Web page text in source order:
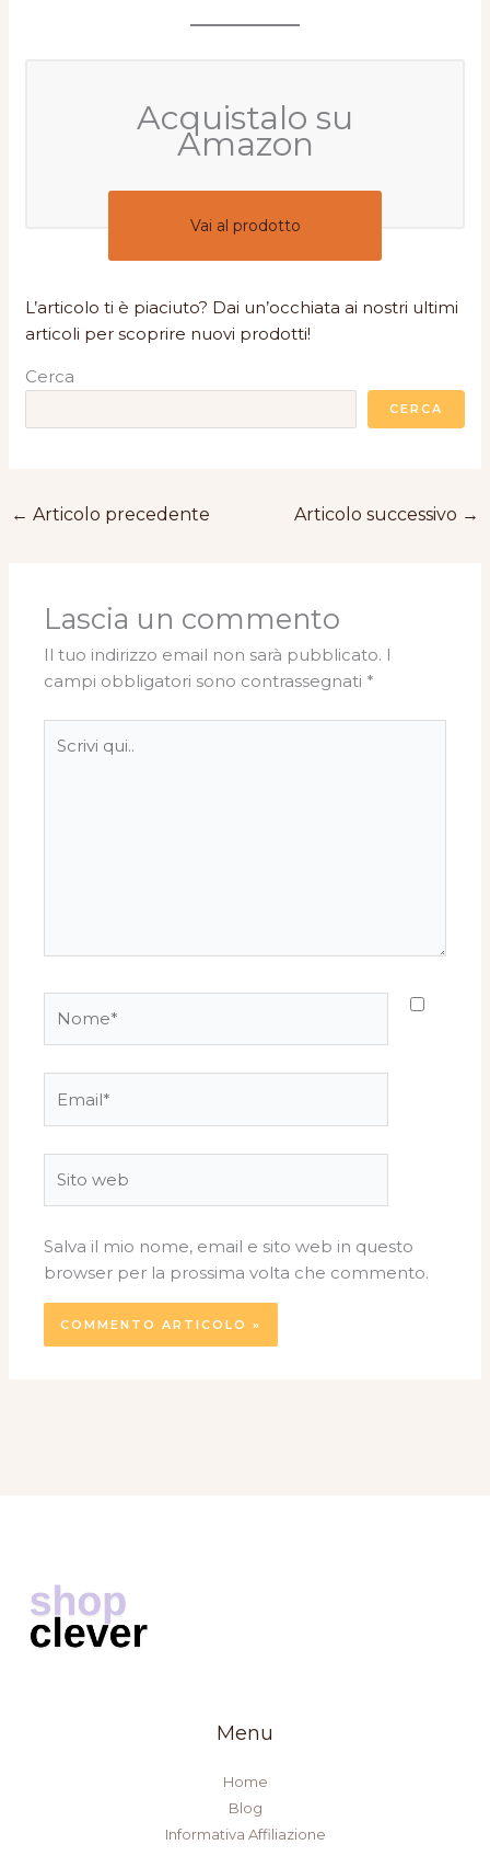
Acquistalo su
Amazon
Vai al prodotto
L’articolo ti è piaciuto? Dai un’occhiata ai nostri ultimi
articoli per scoprire nuovi prodotti!
Cerca
CERCA
← Articolo precedente Articolo successivo →
Lascia un commento
Il tuo indirizzo email non sarà pubblicato. I
campi obbligatori sono contrassegnati *
qui..
web
Salva il mio nome, email e sito web in questo
browser per la prossima volta che commento.
Menu
Home
Blog
Informativa Affiliazione